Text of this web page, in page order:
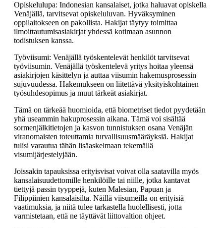
Opiskelulupa: Indonesian kansalaiset, jotka haluavat opiskella
Venäjällä, tarvitsevat opiskeluluvan. Hyväksyminen
oppilaitokseen on pakollista. Hakijat täytyy toimittaa
ilmoittautumisasiakirjat yhdessä kotimaan asunnon
todistuksen kanssa.
Työviisumi: Venäjällä työskentelevät henkilöt tarvitsevat
työviisumin. Venäjällä työskentelevä yritys hoitaa yleensä
asiakirjojen käsittelyn ja auttaa viisumin hakemusprosessin
sujuvuudessa. Hakemukseen on liitettävä yksityiskohtainen
työsuhdesopimus ja muut tärkeät asiakirjat.
Tämä on tärkeää huomioida, että biometriset tiedot pyydetään
yhä useammin hakuprosessin aikana. Tämä voi sisältää
sormenjälkitietojen ja kasvon tunnistuksen osana Venäjän
viranomaisten toteuttamia turvallisuusmääräyksiä. Hakijat
tulisi varautua tähän lisäaskelmaan tekemällä
visumijärjestelyjään.
Joissakin tapauksissa erityisvisat voivat olla saatavilla myös
kansalaisuudettomille henkilöille tai niille, jotka kantavat
tiettyjä passin tyyppejä, kuten Malesian, Papuan ja
Filippiinien kansalaisilta. Näillä viisumeilla on erityisiä
vaatimuksia, ja niitä tulee tarkastella huolellisesti, jotta
varmistetaan, että ne täyttävät liittovaltion ohjeet.